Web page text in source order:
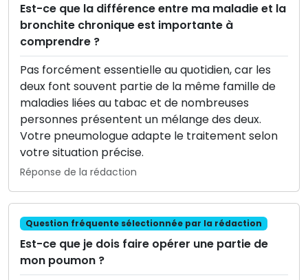
Est-ce que la différence entre ma maladie et la
bronchite chronique est importante à
comprendre ?
Pas forcément essentielle au quotidien, car les
deux font souvent partie de la même famille de
maladies liées au tabac et de nombreuses
personnes présentent un mélange des deux.
Votre pneumologue adapte le traitement selon
votre situation précise.
Réponse de la rédaction
Question fréquente sélectionnée par la rédaction
Est-ce que je dois faire opérer une partie de
mon poumon ?